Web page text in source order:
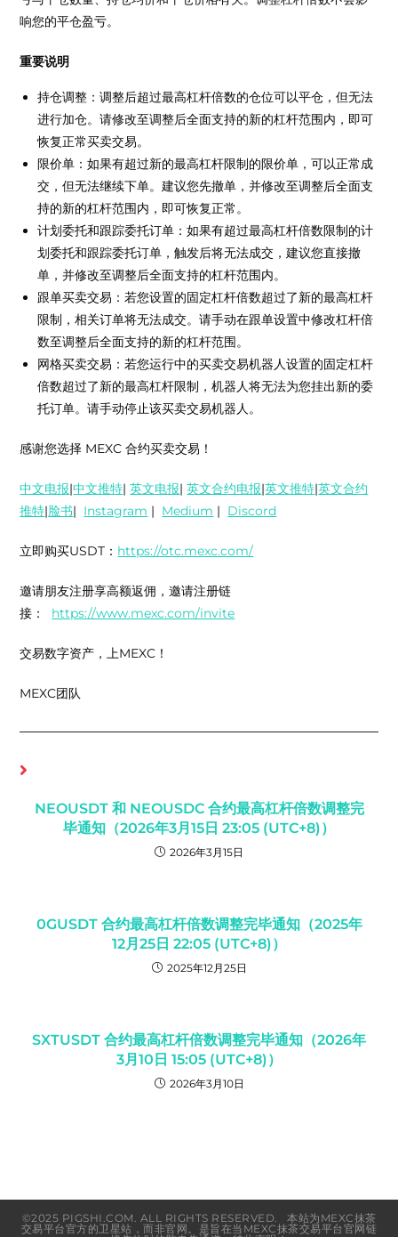
响您的平仓盈亏。
重要说明
持仓调整：调整后超过最高杠杆倍数的仓位可以平仓，但无法
进行加仓。请修改至调整后全面支持的新的杠杆范围内，即可
恢复正常买卖交易。
限价单：如果有超过新的最高杠杆限制的限价单，可以正常成
交，但无法继续下单。建议您先撤单，并修改至调整后全面支
持的新的杠杆范围内，即可恢复正常。
计划委托和跟踪委托订单：如果有超过最高杠杆倍数限制的计
划委托和跟踪委托订单，触发后将无法成交，建议您直接撤
单，并修改至调整后全面支持的杠杆范围内。
跟单买卖交易：若您设置的固定杠杆倍数超过了新的最高杠杆
限制，相关订单将无法成交。请手动在跟单设置中修改杠杆倍
数至调整后全面支持的新的杠杆范围。
网格买卖交易：若您运行中的买卖交易机器人设置的固定杠杆
倍数超过了新的最高杠杆限制，机器人将无法为您挂出新的委
托订单。请手动停止该买卖交易机器人。
感谢您选择 MEXC 合约买卖交易！
中文电报|中文推特|英文电报|英文合约电报|英文推特|英文合约
推特|脸书| Instagram | Medium | Discord
立即购买USDT： https://otc.mexc.com/
邀请朋友注册享高额返佣，邀请注册链
接： https://www.mexc.com/invite
交易数字资产，上MEXC！
MEXC团队
NEOUSDT 和 NEOUSDC 合约最高杠杆倍数调整完
毕通知（2026年3月15日 23:05 (UTC+8)）
2026年3月15日
0GUSDT 合约最高杠杆倍数调整完毕通知（2025年
12月25日 22:05 (UTC+8)）
2025年12月25日
SXTUSDT 合约最高杠杆倍数调整完毕通知（2026年
3月10日 15:05 (UTC+8)）
2026年3月10日
©2025 PIGSHI.COM. ALL RIGHTS RESERVED. 本站为MEXC抹茶
交易平台官方的卫星站，而非官网。是旨在当MEXC抹茶交易平台官网链